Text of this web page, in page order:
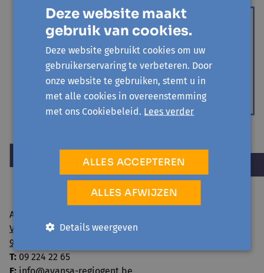
ma 12 oktober '26 - 1 sessie
Quotes | Freek van de Velde - Wat
taal verraadt
Lindah Leah Nyirenda interviewt Freek van de
Velde
ACTUALITEIT EN SAMENLEVING
Avansa regio Gent vzw
Visserij 106/1
9000 Gent
T: 09 224 22 65
Deze website maakt
gebruik van cookies.
Deze website gebruikt cookies om uw
gebruikerservaring te verbeteren. Door
onze website te gebruiken, stemt u in
met alle cookies in overeenstemming
met ons Cookiebeleid. Lees verder
ALLES ACCEPTEREN
ALLES AFWIJZEN
Details weergeven